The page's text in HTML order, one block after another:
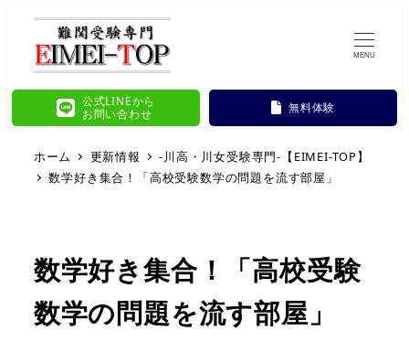
公式LINEから
お問い合わせ
無料体験
MENU
ホーム 更新情報
-川高・川女受験専門-【EIMEI-TOP】
数学好き集合！「高校受験数学の問題を流す部屋」
数学好き集合！「高校受験
数学の問題を流す部屋」